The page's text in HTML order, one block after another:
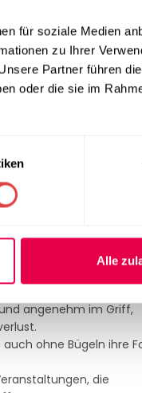
für soziale Medien
zu Ihrer
Partner führen
oder die sie im
Alle
FAQ
Anlässe.
Bankettstühleund
und entfernen.
Raum oder Event
Anlässe.
angenehm im Griff,
ohne Bügeln ihre
die